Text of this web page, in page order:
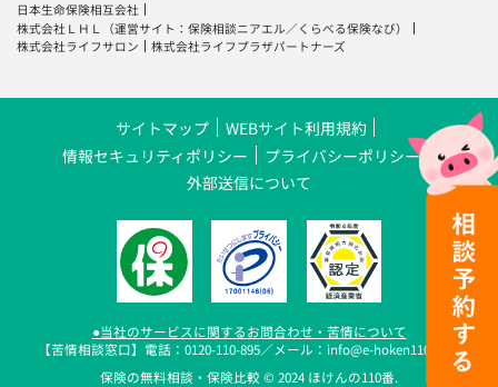
日本生命保険相互会社
株式会社ＬＨＬ
（運営サイト：保険相談ニアエル ／ くらべる保険なび）
株式会社ライフサロン
株式会社ライフプラザパートナーズ
サイトマップ
WEBサイト利用規約
情報セキュリティポリシー
プライバシーポリシー
外部送信について
●当社のサービスに関するお問合わせ・苦情について
【苦情相談窓口】電話：0120-110-895／メール：info@e-hoken110.com
保険の無料相談・保険比較 © 2024 ほけんの110番.